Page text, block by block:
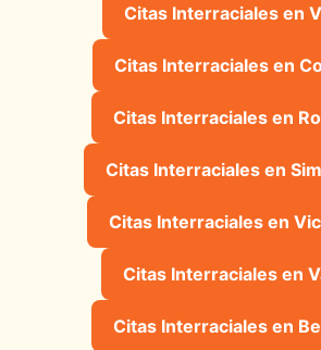
Citas Interraciales en
Citas Interraciales en
Citas Interraciales en
Citas Interraciales en
Citas Interraciales en
Citas Interraciales en
Citas Interraciales en